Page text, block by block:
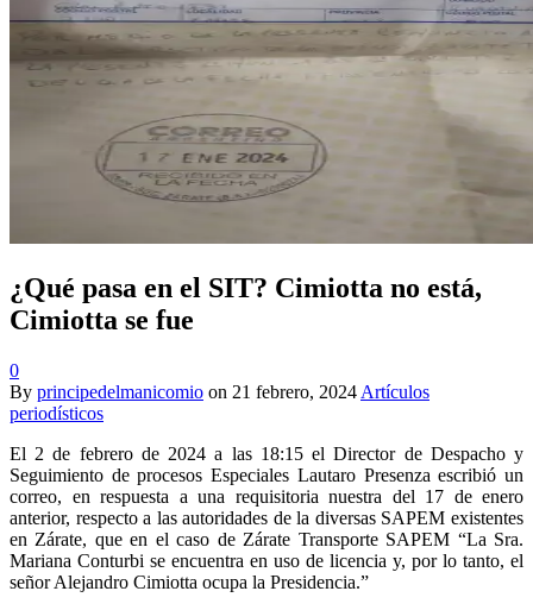
¿Qué pasa en el SIT? Cimiotta no está,
Cimiotta se fue
0
By principedelmanicomio on 21 febrero, 2024 Artículos
periodísticos
El 2 de febrero de 2024 a las 18:15 el Director de Despacho y
Seguimiento de procesos Especiales Lautaro Presenza escribió un
correo, en respuesta a una requisitoria nuestra del 17 de enero
anterior, respecto a las autoridades de la diversas SAPEM existentes
en Zárate, que en el caso de Zárate Transporte SAPEM “La Sra.
Mariana Conturbi se encuentra en uso de licencia y, por lo tanto, el
señor Alejandro Cimiotta ocupa la Presidencia.”